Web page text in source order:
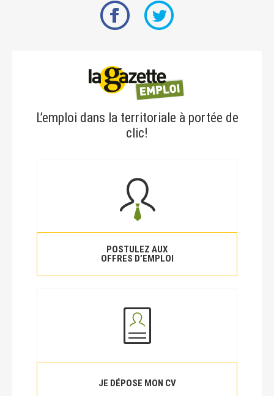
L’emploi dans la territoriale à portée de
clic!
POSTULEZ AUX
OFFRES D’EMPLOI
JE DÉPOSE MON CV